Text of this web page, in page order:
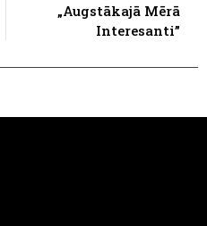
„Augstākajā Mērā
Interesanti”